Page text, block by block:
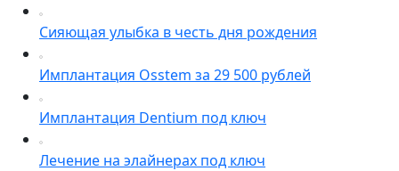
Сияющая улыбка в честь дня рождения
Имплантация Osstem за 29 500 рублей
Имплантация Dentium под ключ
Лечение на элайнерах под ключ